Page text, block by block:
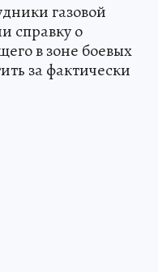
газовой
справку о
в зоне боевых
за фактически